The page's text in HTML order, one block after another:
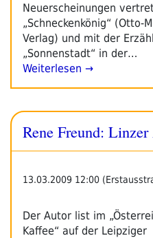
Neuerscheinungen
„Schneckenkönig“ (Otto-
Verlag) und mit der
„Sonnenstadt“ in der…
Weiterlesen →
Rene Freund:
13.03.2009 12:00
Der Autor list im
Kaffee“ auf der Leipziger